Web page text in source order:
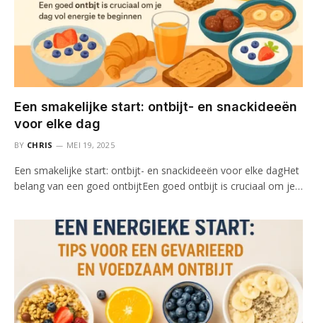
Een smakelijke start: ontbijt- en snackideeën
voor elke dag
BY CHRIS MEI 19, 2025
Een smakelijke start: ontbijt- en snackideeën voor elke dagHet
belang van een goed ontbijtEen goed ontbijt is cruciaal om je…